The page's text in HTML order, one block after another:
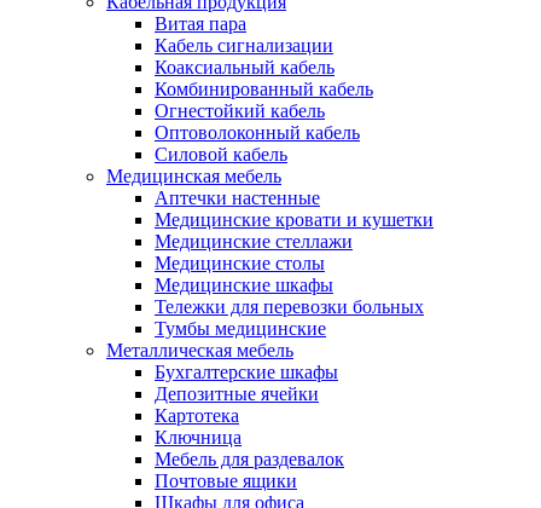
Витая пара
Кабель сигнализации
Коаксиальный кабель
Комбинированный кабель
Огнестойкий кабель
Оптоволоконный кабель
Силовой кабель
Медицинская мебель
Аптечки настенные
Медицинские кровати и кушетки
Медицинские стеллажи
Медицинские столы
Медицинские шкафы
Тележки для перевозки больных
Тумбы медицинские
Металлическая мебель
Бухгалтерские шкафы
Депозитные ячейки
Картотека
Ключница
Мебель для раздевалок
Почтовые ящики
Шкафы для офиса